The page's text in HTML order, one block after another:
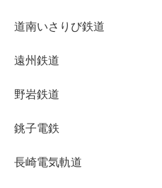
道南いさりび鉄道
遠州鉄道
野岩鉄道
銚子電鉄
長崎電気軌道